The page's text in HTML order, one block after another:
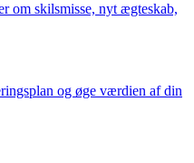
om skilsmisse, nyt ægteskab,
og øge værdien af din